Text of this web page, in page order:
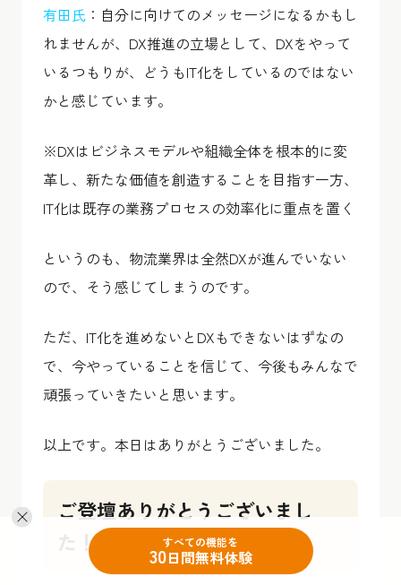
有田氏 ：自分に向けてのメッセージになるかもし
れませんが、DX推進の立場として、DXをやって
いるつもりが、どうもIT化をしているのではない
かと感じています。
※DXはビジネスモデルや組織全体を根本的に変
革し、新たな価値を創造することを目指す一方、
IT化は既存の業務プロセスの効率化に重点を置く
というのも、物流業界は全然DXが進んでいない
ので、そう感じてしまうのです。
ただ、IT化を進めないとDXもできないはずなの
で、今やっていることを信じて、今後もみんなで
頑張っていきたいと思います。
以上です。本日はありがとうございました。
ご登壇ありがとうございまし
た！
すべての機能を
30日間無料体験